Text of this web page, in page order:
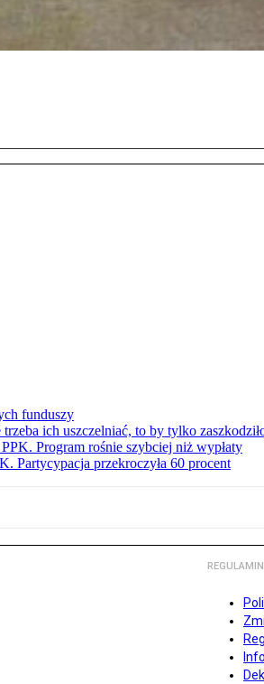
funduszy
ich uszczelniać, to by tylko
Program rośnie szybciej niż wypłaty
Partycypacja przekroczyła 60 procent
REGULAMIN